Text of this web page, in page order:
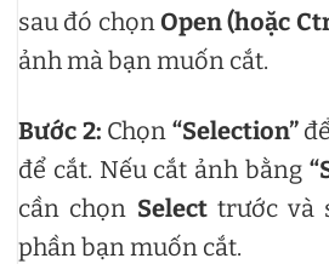
sau đó chọnOpen (hoặc
ảnh mà bạn muốn cắt.
Bước 2: Chọn “Selection”
để cắt. Nếu cắt ảnh bằng
cần chọn Select trước và
phần bạn muốn cắt.